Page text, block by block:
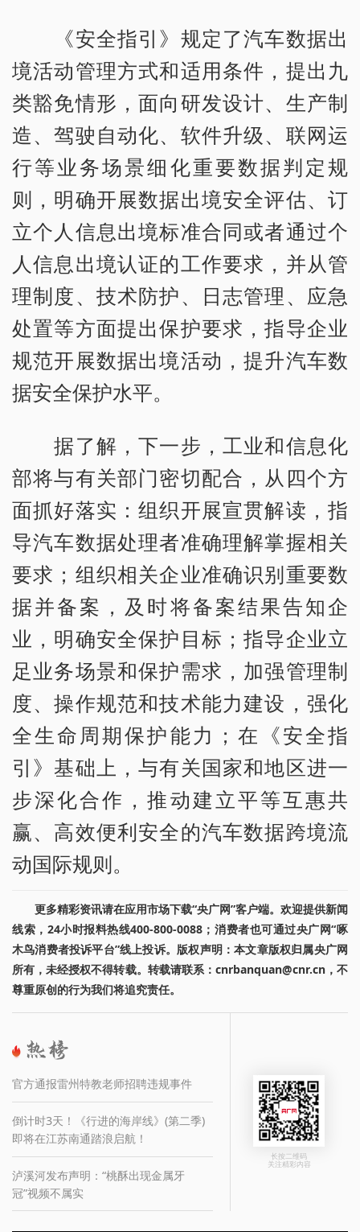
《安全指引》规定了汽车数据出
境活动管理方式和适用条件，提出九
类豁免情形，面向研发设计、生产制
造、驾驶自动化、软件升级、联网运
行等业务场景细化重要数据判定规
则，明确开展数据出境安全评估、订
立个人信息出境标准合同或者通过个
人信息出境认证的工作要求，并从管
理制度、技术防护、日志管理、应急
处置等方面提出保护要求，指导企业
规范开展数据出境活动，提升汽车数
据安全保护水平。
据了解，下一步，工业和信息化
部将与有关部门密切配合，从四个方
面抓好落实：组织开展宣贯解读，指
导汽车数据处理者准确理解掌握相关
要求；组织相关企业准确识别重要数
据并备案，及时将备案结果告知企
业，明确安全保护目标；指导企业立
足业务场景和保护需求，加强管理制
度、操作规范和技术能力建设，强化
全生命周期保护能力；在《安全指
引》基础上，与有关国家和地区进一
步深化合作，推动建立平等互惠共
赢、高效便利安全的汽车数据跨境流
动国际规则。
更多精彩资讯请在应用市场下载“央广网”客户端。欢迎提供新闻
线索，24小时报料热线400-800-0088；消费者也可通过央广网“啄
木鸟消费者投诉平台”线上投诉。版权声明：本文章版权归属央广网
所有，未经授权不得转载。转载请联系：cnrbanquan@cnr.cn，不
尊重原创的行为我们将追究责任。
官方通报雷州特教老师招聘违规事件
倒计时3天！《行进的海岸线》(第二季)
即将在江苏南通踏浪启航！
泸溪河发布声明：“桃酥出现金属牙
冠”视频不属实
长按二维码
关注精彩内容